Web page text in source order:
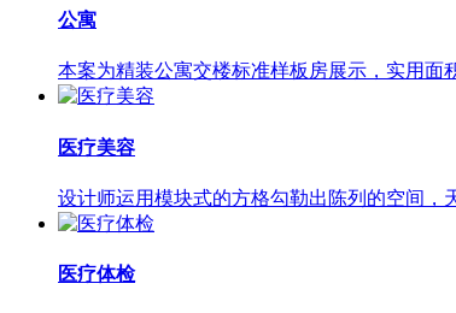
公寓
本案为精装公寓交楼标准样板房展示，实用面
医疗美容
设计师运用模块式的方格勾勒出陈列的空间，
医疗体检